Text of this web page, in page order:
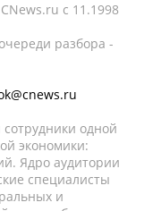
c 11.1998
разбора -
одной
экономики:
Ядро аудитории
специалисты
и